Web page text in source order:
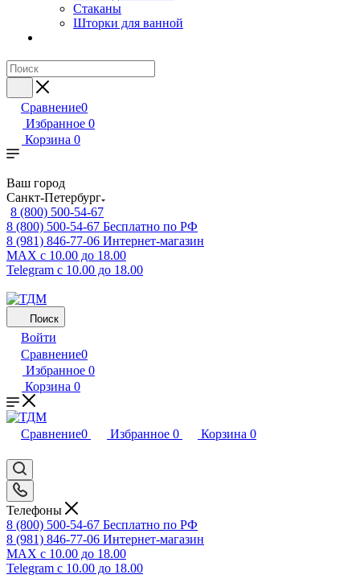
Стаканы
Шторки для ванной
Сравнение0
Избранное 0
Корзина 0
Ваш город
Санкт-Петербург
8 (800) 500-54-67
8 (800) 500-54-67 Бесплатно по РФ
8 (981) 846-77-06 Интернет-магазин
MAX с 10.00 до 18.00
Telegram с 10.00 до 18.00
Поиск
Войти
Сравнение0
Избранное 0
Корзина 0
Сравнение0 Избранное 0 Корзина 0
Телефоны
8 (800) 500-54-67 Бесплатно по РФ
8 (981) 846-77-06 Интернет-магазин
MAX с 10.00 до 18.00
Telegram с 10.00 до 18.00